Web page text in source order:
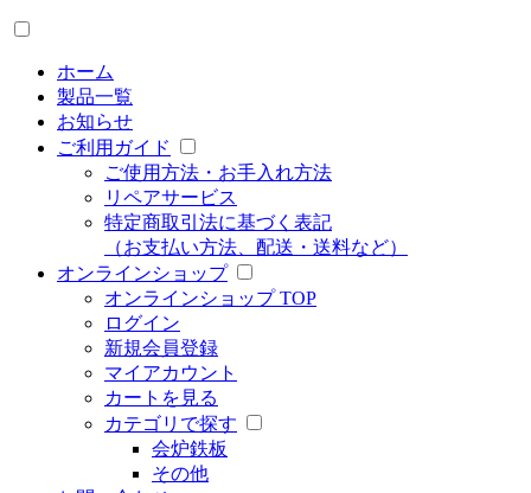
ホーム
製品一覧
お知らせ
ご利用ガイド
ご使用方法・お手入れ方法
リペアサービス
特定商取引法に基づく表記
（お支払い方法、配送・送料など）
オンラインショップ
オンラインショップ TOP
ログイン
新規会員登録
マイアカウント
カートを見る
カテゴリで探す
会炉鉄板
その他